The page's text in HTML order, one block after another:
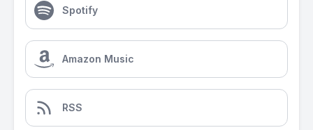
Spotify
Amazon Music
RSS